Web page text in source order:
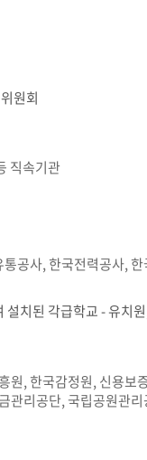
원회
직속기관
공사, 한국전력공사,
치된 각급학교 - 유치
, 한국감정원, 신용
리공단, 국립공원관